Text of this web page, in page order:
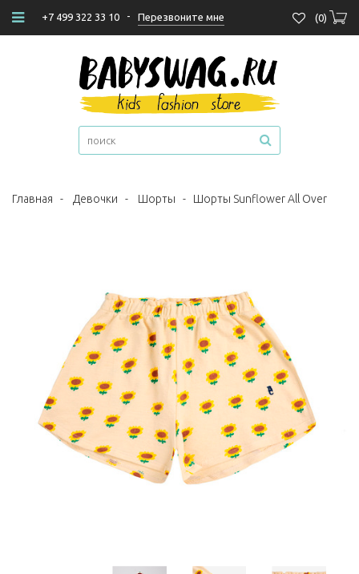
+7 499 322 33 10 - Перезвоните мне (0)
Главная - Девочки - Шорты - Шорты Sunflower All Over